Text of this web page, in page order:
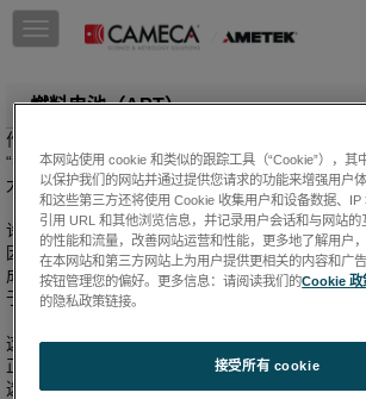
Skip to content
T
o
g
n
a
v
g
a
o
燃料电池（APT）
作为清洁能源的来源之一，燃料电池优势明显，
“香饽饽”。了解燃料电池商业化的性能、耐用性
大学和工业界的研发以及示范与部署都至关重要
许多专家认为固体氧化物燃料电池（SOFC）是
因为它们具有燃料灵活性、系统效率和可扩展性
成像（APT）可以更好地理解高温氧化物材料和
于将电池链在一起的特殊钢。
这种需求促进了材料和许多其他领域氢分布纳米
正迅速成为提供亚微米物质体积内原子排列的
选择。
本网站使用 cookie 和类似的跟踪工具（“Cookie”），其
以保护我们的网站并通过提供您请求的功能来增强用户
和这些第三方还将使用 Cookie 收集用户和设备数据、IP
引用 URL 和其他浏览信息，并记录用户会话和与网站
的性能和流量，改善网站运营和性能，更多地了解用户
在本网站和第三方网站上为用户提供更相关的内容和广
按钮管理您的偏好。更多信息：请阅读我们的Cookie 政
的隐私政策链接。
接受所有 cookie